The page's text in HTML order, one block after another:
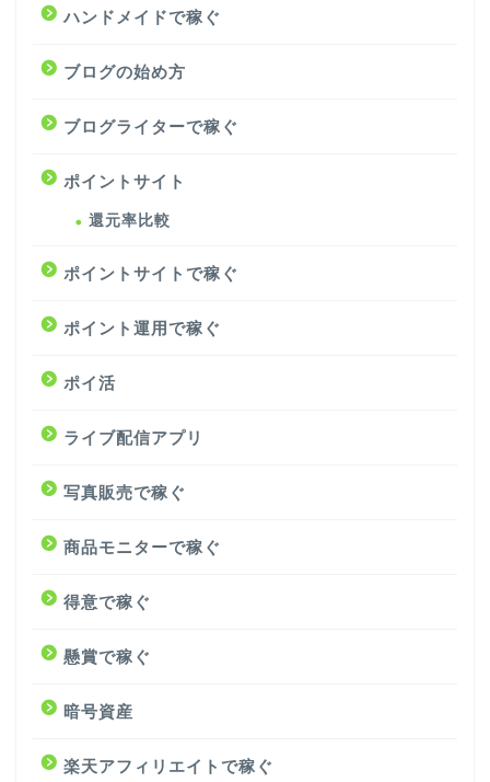
ハンドメイドで稼ぐ
ブログの始め方
ブログライターで稼ぐ
ポイントサイト
還元率比較
ポイントサイトで稼ぐ
ポイント運用で稼ぐ
ポイ活
ライブ配信アプリ
写真販売で稼ぐ
商品モニターで稼ぐ
得意で稼ぐ
懸賞で稼ぐ
暗号資産
楽天アフィリエイトで稼ぐ